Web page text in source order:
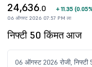
24,636.0 + 11.35 (
06 ऑगस्ट 2026 07:57 PM ला
निफ्टी 50 किंमत आज
06 ऑगस्ट 2026 रोजी, निफ्टी